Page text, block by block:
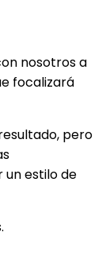
nosotros a
focalizará
pero
estilo de